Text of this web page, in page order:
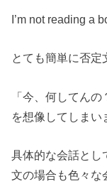
I’m not reading a
とても簡単に否定
「今、何してん
を想像してしまい
具体的な会話とし
文の場合も色々な